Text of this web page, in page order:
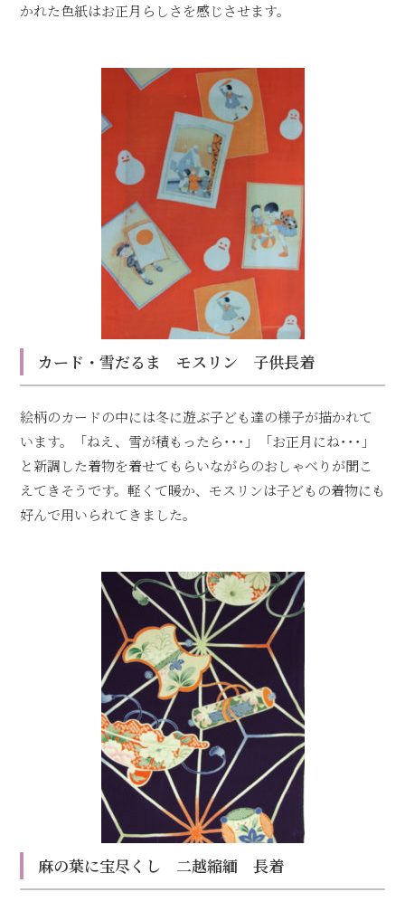
かれた色紙はお正月らしさを感じさせます。
カード・雪だるま モスリン 子供長着
絵柄のカードの中には冬に遊ぶ子ども達の様子が描かれて
います。「ねえ、雪が積もったら･･･」「お正月にね･･･」
と新調した着物を着せてもらいながらのおしゃべりが聞こ
えてきそうです。軽くて暖か、モスリンは子どもの着物にも
好んで用いられてきました。
麻の葉に宝尽くし 二越縮緬 長着